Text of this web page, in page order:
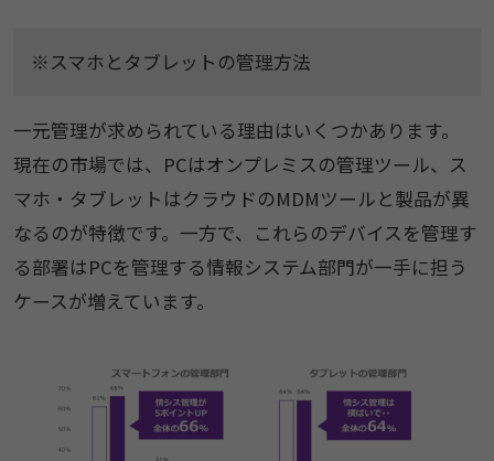
※スマホとタブレットの管理方法
一元管理が求められている理由はいくつかあります。
現在の市場では、PCはオンプレミスの管理ツール、ス
マホ・タブレットはクラウドのMDMツールと製品が異
なるのが特徴です。一方で、これらのデバイスを管理す
る部署はPCを管理する情報システム部門が一手に担う
ケースが増えています。